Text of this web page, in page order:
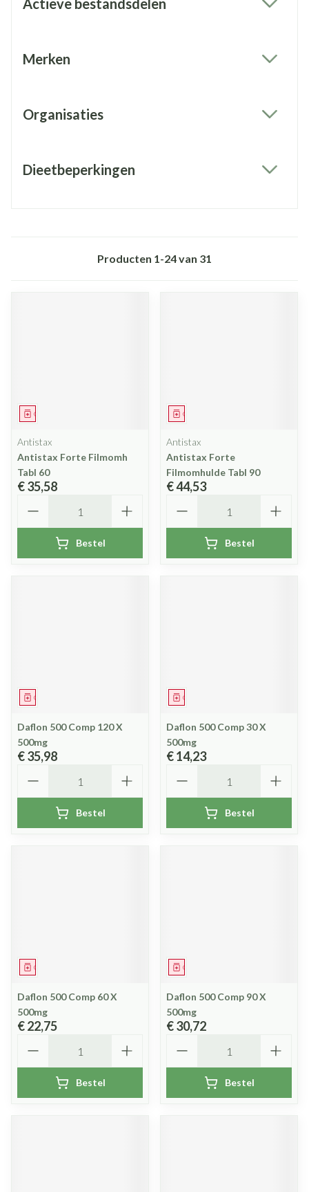
Actieve bestandsdelen
Merken
Organisaties
Dieetbeperkingen
Producten 1-24van 31
Geneesmiddel
Antistax
Antistax Forte Filmomh
Tabl 60
€ 35,58
Bestel
Geneesmiddel
Antistax
Antistax Forte
Filmomhulde Tabl 90
€ 44,53
Bestel
Geneesmiddel
Daflon 500 Comp 120 X
500mg
€ 35,98
Bestel
Geneesmiddel
Daflon 500 Comp 30 X
500mg
€ 14,23
Bestel
Geneesmiddel
Daflon 500 Comp 60 X
500mg
€ 22,75
Bestel
Geneesmiddel
Daflon 500 Comp 90 X
500mg
€ 30,72
Bestel